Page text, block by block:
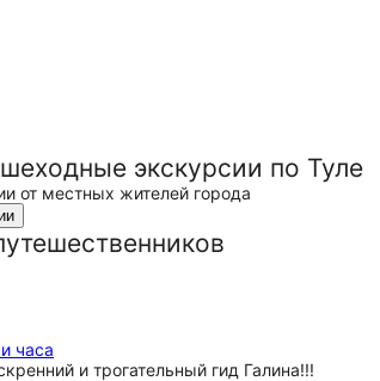
экскурсии по Туле
от местных жителей города
часа
и трогательный гид Галина!!!